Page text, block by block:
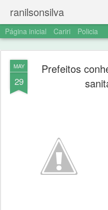
ranilsonsilva
Página inicial Cariri Policia
MAY
29
Prefeitos